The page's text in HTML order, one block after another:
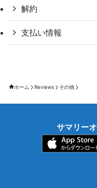
解約
支払い情報
ホーム Reviews その他
サマリー